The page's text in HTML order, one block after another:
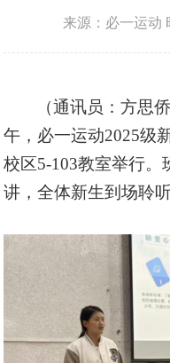
来源：必一运动
（通讯员：方思侨
午，必一运动2025级
校区5-103教室举行。
讲，全体新生到场聆